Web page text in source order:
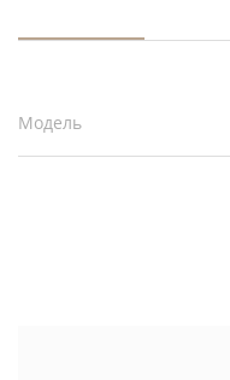
Модель